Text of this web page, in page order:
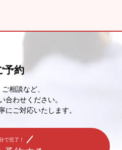
予約
相談など、
合わせください。
にご対応いたします。
で完了！